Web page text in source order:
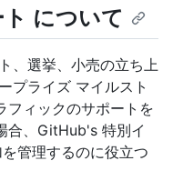
について
、選挙、小売の立ち上
プライズ マイルスト
フィックのサポートを
合、GitHub's 特別イ
管理するのに役立つ